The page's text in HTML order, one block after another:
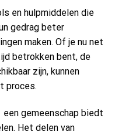
en hulpmiddelen die
gedrag beter
maken. Of je nu net
betrokken bent, de
zijn, kunnen
proces.
gemeenschap biedt
Het delen van